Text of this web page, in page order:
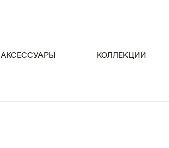
АКСЕССУАРЫ КОЛЛЕКЦИИ